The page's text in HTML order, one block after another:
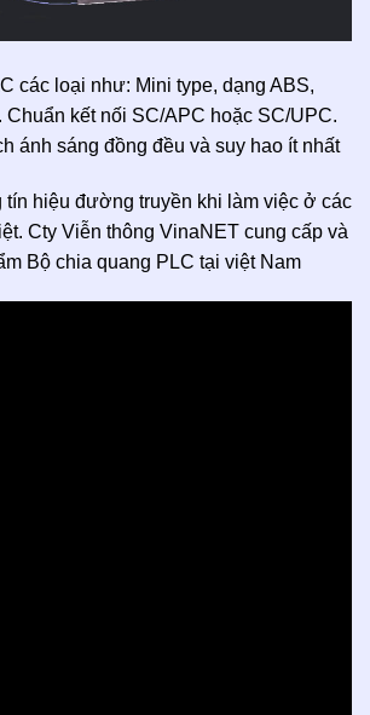
các loại như: Mini type, dạng ABS,
Chuẩn kết nối SC/APC hoặc SC/UPC.
ánh sáng đồng đều và suy hao ít nhất
hiệu đường truyền khi làm việc ở các
Cty Viễn thông VinaNET cung cấp và
Bộ chia quang PLC tại việt Nam